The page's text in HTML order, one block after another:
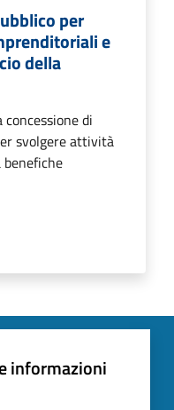
per
e
della
di
svolgere attività
informazioni